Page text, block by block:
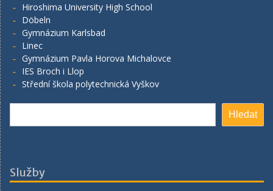
Hiroshima University High School
Döbeln
Gymnázium Karlsbad
Linec
Gymnázium Pavla Horova Michalovce
IES Broch i Llop
Střední škola polytechnická Vyškov
Hledat
Služby